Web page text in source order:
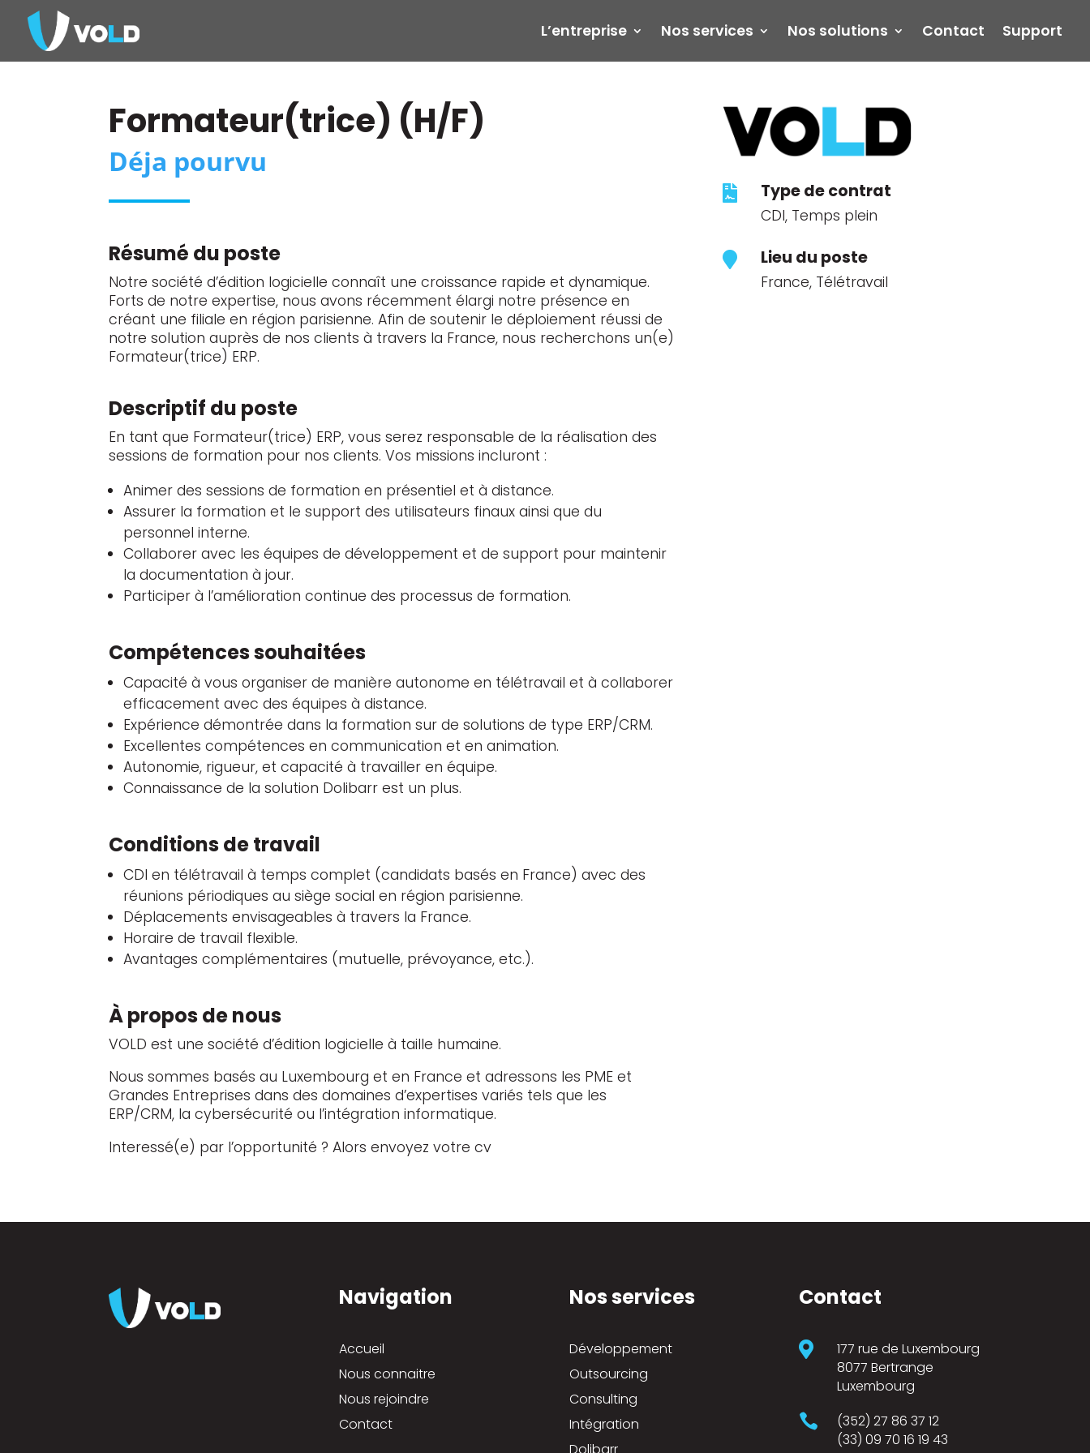
L’entreprise Nos services Nos solutions Contact Support
Formateur(trice) (H/F)
Déja pourvu
Résumé du poste
Notre société d’édition logicielle connaît une croissance rapide et dynamique.
Forts de notre expertise, nous avons récemment élargi notre présence en
créant une filiale en région parisienne. Afin de soutenir le déploiement réussi de
notre solution auprès de nos clients à travers la France, nous recherchons un(e)
Formateur(trice) ERP.
Descriptif du poste
En tant que Formateur(trice) ERP, vous serez responsable de la réalisation des
sessions de formation pour nos clients. Vos missions incluront :
Animer des sessions de formation en présentiel et à distance.
Assurer la formation et le support des utilisateurs finaux ainsi que du
personnel interne.
Collaborer avec les équipes de développement et de support pour maintenir
la documentation à jour.
Participer à l’amélioration continue des processus de formation.
Compétences souhaitées
Capacité à vous organiser de manière autonome en télétravail et à collaborer
efficacement avec des équipes à distance.
Expérience démontrée dans la formation sur de solutions de type ERP/CRM.
Excellentes compétences en communication et en animation.
Autonomie, rigueur, et capacité à travailler en équipe.
Connaissance de la solution Dolibarr est un plus.
Conditions de travail
CDI en télétravail à temps complet (candidats basés en France) avec des
réunions périodiques au siège social en région parisienne.
Déplacements envisageables à travers la France.
Horaire de travail flexible.
Avantages complémentaires (mutuelle, prévoyance, etc.).
À propos de nous
VOLD est une société d’édition logicielle à taille humaine.
Nous sommes basés au Luxembourg et en France et adressons les PME et
Grandes Entreprises dans des domaines d’expertises variés tels que les
ERP/CRM, la cybersécurité ou l’intégration informatique.
Interessé(e) par l’opportunité ? Alors envoyez votre cv
 Type de contrat
CDI, Temps plein
 Lieu du poste
France, Télétravail
Navigation
Accueil
Nous connaitre
Nous rejoindre
Contact
Nos services
Développement
Outsourcing
Consulting
Intégration
Contact

177 rue de Luxembourg
8077 Bertrange
Luxembourg

(352) 27 86 37 12
(33) 09 70 16 19 43